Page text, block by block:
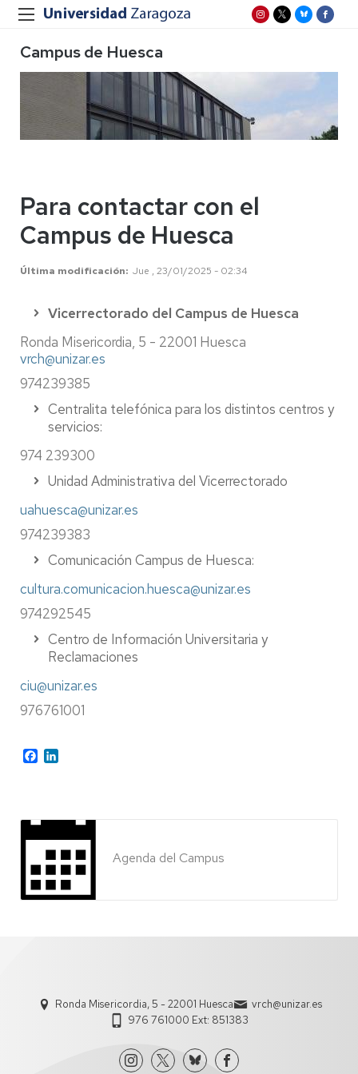
Campus de Huesca
Para contactar con el
Campus de Huesca
Última modificación Jue , 23/01/2025 - 02:34
Vicerrectorado del Campus de Huesca
Ronda Misericordia, 5 - 22001 Huesca
vrch@unizar.es
974239385
Centralita telefónica para los distintos centros y
servicios:
974 239300
Unidad Administrativa del Vicerrectorado
uahuesca@unizar.es
974239383
Comunicación Campus de Huesca:
cultura.comunicacion.huesca@unizar.es
974292545
Centro de Información Universitaria y
Reclamaciones
ciu@unizar.es
976761001
Facebook
Agenda del Campus
Ronda Misericordia, 5 - 22001 Huesca
vrch@unizar.es
976 761000 Ext: 851383